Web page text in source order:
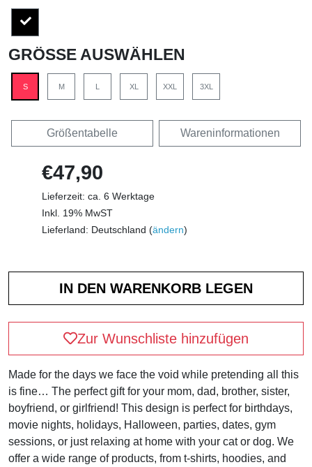
GRÖSSE AUSWÄHLEN
S M L XL XXL 3XL
Größentabelle Wareninformationen
€47,90
Lieferzeit: ca. 6 Werktage
Inkl. 19% MwST
Lieferland: Deutschland (ändern)
Zur Wunschliste hinzufügen
Made for the days we face the void while pretending all this
is fine… The perfect gift for your mom, dad, brother, sister,
boyfriend, or girlfriend! This design is perfect for birthdays,
movie nights, holidays, Halloween, parties, dates, gym
sessions, or just relaxing at home with your cat or dog. We
offer a wide range of products, from t-shirts, hoodies, and